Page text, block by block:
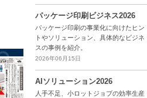
パッケージ印刷ビジネス2026
パッケージ印刷の事業化に向けたヒン
トやソリューション、具体的なビジネ
スの事例を紹介。
2026年06月15日
AIソリューション2026
人手不足、小ロットジョブの効率生産